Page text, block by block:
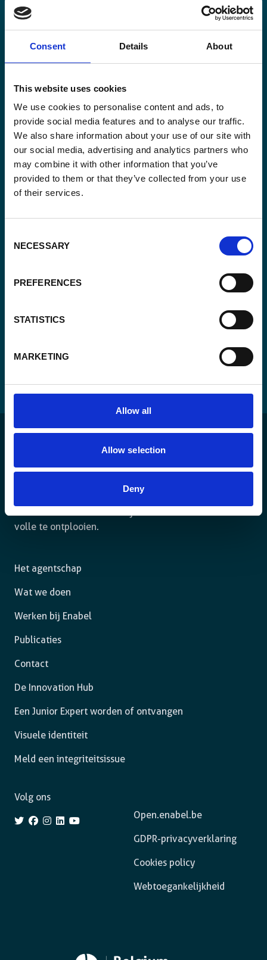
Consent Details About
This website uses cookies
We use cookies to personalise content and ads, to
provide social media features and to analyse our traffic.
We also share information about your use of our site with
our social media, advertising and analytics partners who
may combine it with other information that you’ve
provided to them or that they’ve collected from your use
of their services.
Selection
NECESSARY
PREFERENCES
STATISTICS
MARKETING
Allow all
Allow selection
Deny
Blijf op de hoogte
internationale ontwikkelingstrends belicht vanuit
Email
(Vereist)
Ja,
schrijf
in.
rechtsstaat leven en de vrijheid hebben om zich ten
volle te ontplooien.
Het agentschap
Wat we doen
Werken bij Enabel
Publicaties
Contact
De Innovation Hub
Een Junior Expert worden of ontvangen
Visuele identiteit
Meld een integriteitsissue
Open.enabel.be
GDPR-privacyverklaring
Cookies policy
Webtoegankelijkheid
Volg ons